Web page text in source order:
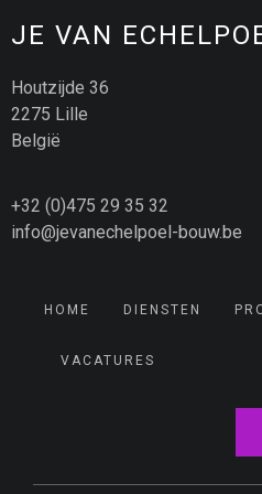
JE VAN
Houtzijde 36
2275 Lille
België
+32 (0)475 29 35 32
info@jevanechelpoel-bouw.be
HOME DIENSTEN
VACATURES